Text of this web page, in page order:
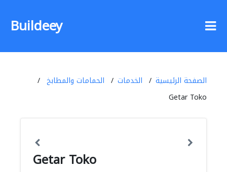
Buildeey
الصفحة الرئيسية الخدمات
الحمامات والمطابخ
Getar Toko
Getar Toko